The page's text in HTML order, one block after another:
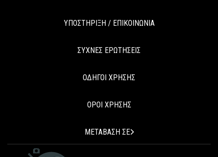
ΥΠΟΣΤΗΡΙΞΗ / ΕΠΙΚΟΙΝΩΝΙΑ
ΣΥΧΝΕΣ ΕΡΩΤΗΣΕΙΣ
ΟΔΗΓΟΙ ΧΡΗΣΗΣ
ΟΡΟΙ ΧΡΗΣΗΣ
ΜΕΤΑΒΑΣΗ ΣΕ